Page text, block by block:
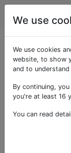
la
de
We use
We use cookies
website, to show
and to
By continuing,
you're at least 16
You can read